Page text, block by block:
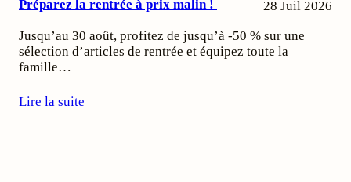
Préparez la rentrée à prix malin ! 28 Juil 2026
Jusqu’au 30 août, profitez de jusqu’à -50 % sur une
sélection d’articles de rentrée et équipez toute la
famille…
Lire la suite